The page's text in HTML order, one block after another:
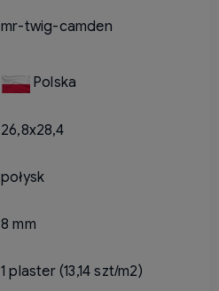
mr-twig-camden
Polska
26,8x28,4
połysk
8 mm
1 plaster (13,14 szt/m2)